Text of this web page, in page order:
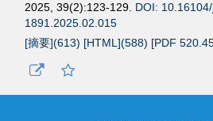
2025, 39(2):123-129. DOI:
1891.2025.02.015
[摘要](613) [HTML](588) [PDF